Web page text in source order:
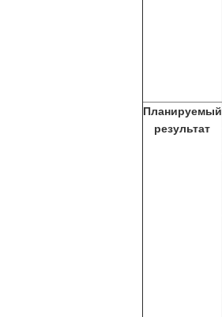
Планируемый
результат